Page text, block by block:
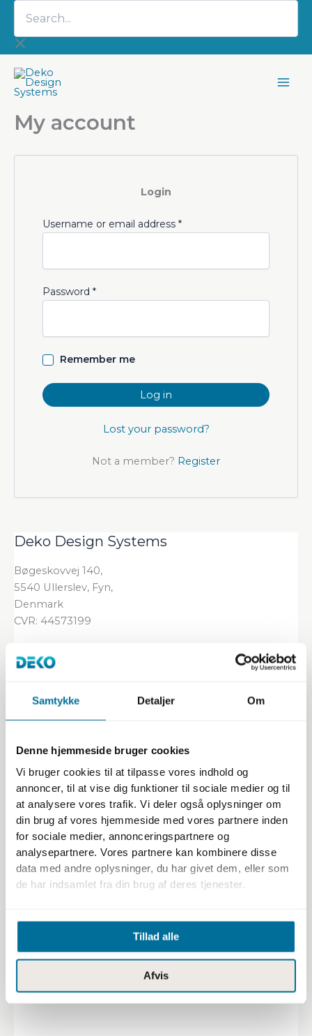
Samtykke Detaljer Om
Denne hjemmeside bruger cookies
Vi bruger cookies til at tilpasse vores indhold og
annoncer, til at vise dig funktioner til sociale medier og til
at analysere vores trafik. Vi deler også oplysninger om
din brug af vores hjemmeside med vores partnere inden
for sociale medier, annonceringspartnere og
analysepartnere. Vores partnere kan kombinere disse
data med andre oplysninger, du har givet dem, eller som
de har indsamlet fra din brug af deres tjenester.
Tillad alle
Afvis
content
Search...
My account
Login
Username or email address *Required
Password *Required
Remember me
Log in
Lost your password?
Not a member? Register
Deko Design Systems
Bøgeskovvej 140,
5540 Ullerslev, Fyn,
Denmark
CVR: 44573199
Tel:+45 27288562
Tel:+49 160 96528908
info@dekodesignsystems.com
Contact us
Professionals
Become Partner
Certifications